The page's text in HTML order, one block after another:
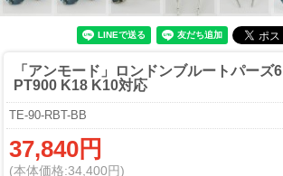
「アンモード」ロンドンブルートパー
PT900 K18 K10対応
TE-90-RBT-BB
37,840円
(本体価格:34,400円)